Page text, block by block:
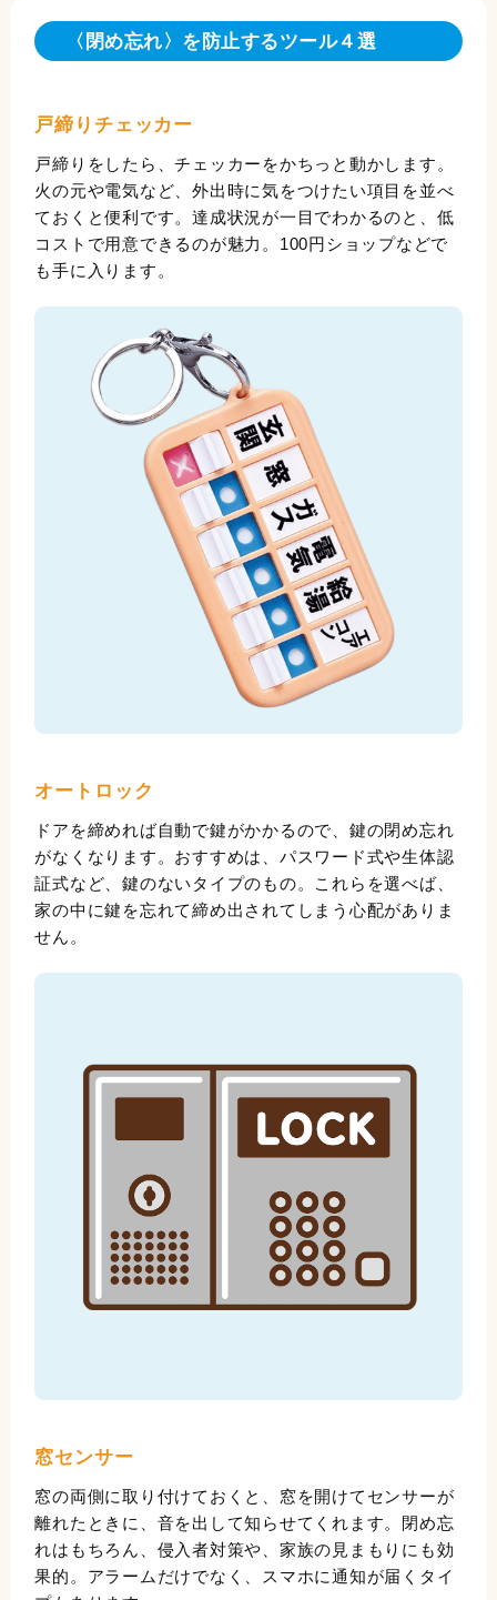
〈閉め忘れ〉を防止するツール４選
戸締りチェッカー
戸締りをしたら、チェッカーをかちっと動かします。
火の元や電気など、外出時に気をつけたい項目を並べ
ておくと便利です。達成状況が一目でわかるのと、低
コストで用意できるのが魅力。100円ショップなどで
も手に入ります。
オートロック
ドアを締めれば自動で鍵がかかるので、鍵の閉め忘れ
がなくなります。おすすめは、パスワード式や生体認
証式など、鍵のないタイプのもの。これらを選べば、
家の中に鍵を忘れて締め出されてしまう心配がありま
せん。
窓センサー
窓の両側に取り付けておくと、窓を開けてセンサーが
離れたときに、音を出して知らせてくれます。閉め忘
れはもちろん、侵入者対策や、家族の見まもりにも効
果的。アラームだけでなく、スマホに通知が届くタイ